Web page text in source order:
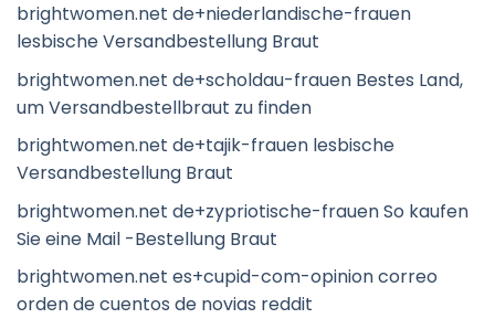
brightwomen.net de+niederlandische-frauen
lesbische Versandbestellung Braut
brightwomen.net de+scholdau-frauen Bestes Land,
um Versandbestellbraut zu finden
brightwomen.net de+tajik-frauen lesbische
Versandbestellung Braut
brightwomen.net de+zypriotische-frauen So kaufen
Sie eine Mail -Bestellung Braut
brightwomen.net es+cupid-com-opinion correo
orden de cuentos de novias reddit